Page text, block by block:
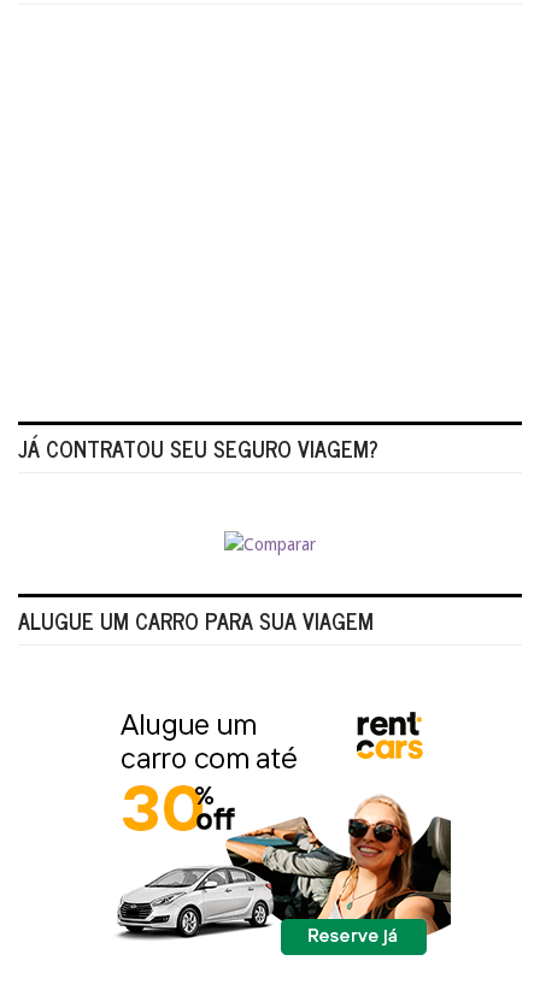
JÁ CONTRATOU SEU SEGURO VIAGEM?
ALUGUE UM CARRO PARA SUA VIAGEM